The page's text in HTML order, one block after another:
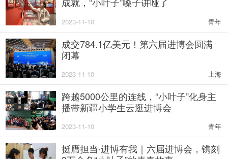
2023-11-10 青年
成交784.1亿美元！第六届进博会圆满
闭幕
2023-11-10 上海
跨越5000公里的连线，“小叶子”化身主
播带新疆小学生云逛进博会
2023-11-10 青年
挺膺担当·进博有我｜六届进博会，镌刻